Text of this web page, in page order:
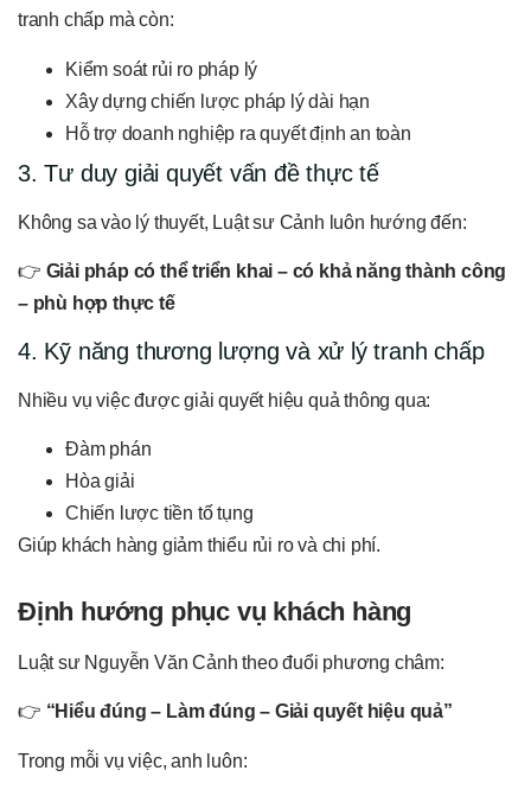
tranh chấp mà còn:
Kiểm soát rủi ro pháp lý
Xây dựng chiến lược pháp lý dài hạn
Hỗ trợ doanh nghiệp ra quyết định an toàn
3. Tư duy giải quyết vấn đề thực tế
Không sa vào lý thuyết, Luật sư Cảnh luôn hướng đến:
👉 Giải pháp có thể triển khai – có khả năng thành công
– phù hợp thực tế
4. Kỹ năng thương lượng và xử lý tranh chấp
Nhiều vụ việc được giải quyết hiệu quả thông qua:
Đàm phán
Hòa giải
Chiến lược tiền tố tụng
Giúp khách hàng giảm thiểu rủi ro và chi phí.
Định hướng phục vụ khách hàng
Luật sư Nguyễn Văn Cảnh theo đuổi phương châm:
👉 “Hiểu đúng – Làm đúng – Giải quyết hiệu quả”
Trong mỗi vụ việc, anh luôn: